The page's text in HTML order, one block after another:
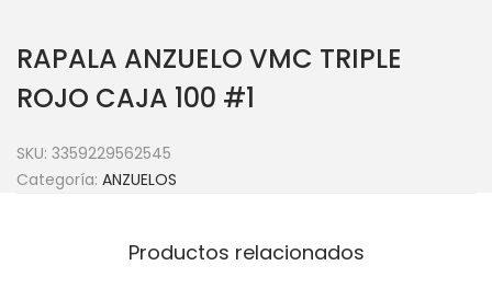
RAPALA ANZUELO VMC TRIPLE
ROJO CAJA 100 #1
SKU: 3359229562545
Categoría: ANZUELOS
Productos relacionados